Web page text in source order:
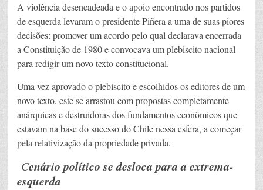
A violência desencadeada e o apoio encontrado nos partidos
de esquerda levaram o presidente Piñera a uma de suas piores
decisões: promover um acordo pelo qual declarava encerrada
a Constituição de 1980 e convocava um plebiscito nacional
para redigir um novo texto constitucional.
Uma vez aprovado o plebiscito e escolhidos os editores de um
novo texto, este se arrastou com propostas completamente
anárquicas e destruidoras dos fundamentos econômicos que
estavam na base do sucesso do Chile nessa esfera, a começar
pela relativização da propriedade privada.
Cenário político se desloca para a extrema-
esquerda